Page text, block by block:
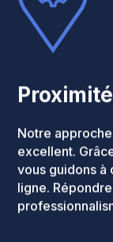
Proximité
Notre
excellent.
vous guidons à
ligne.